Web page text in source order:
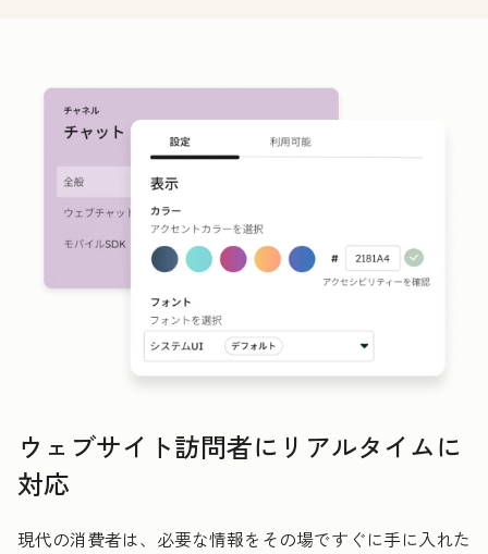
ウェブサイト訪問者にリアルタイムに
対応
現代の消費者は、必要な情報をその場ですぐに手に入れた